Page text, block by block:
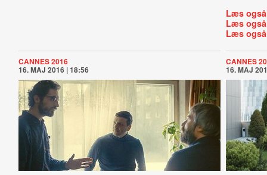
Læs
Læs
Læs
CANNES 2016
16. MAJ 2016 | 18:56
CANNES
16. MAJ